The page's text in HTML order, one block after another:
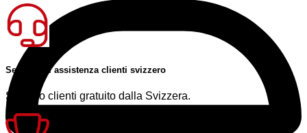
Servizio di assistenza clienti svizzero
Servizio clienti gratuito dalla Svizzera.